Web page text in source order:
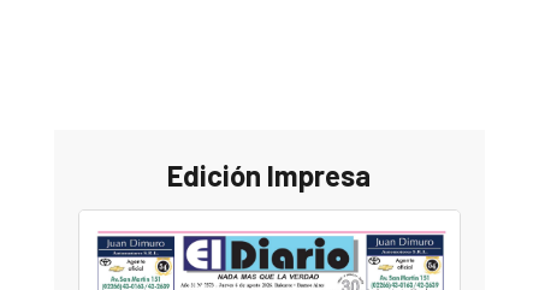
Edición Impresa